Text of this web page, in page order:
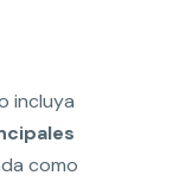
incluya
como